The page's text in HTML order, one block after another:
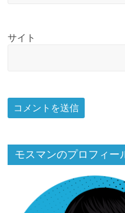
サイト
モスマンのプロフィー